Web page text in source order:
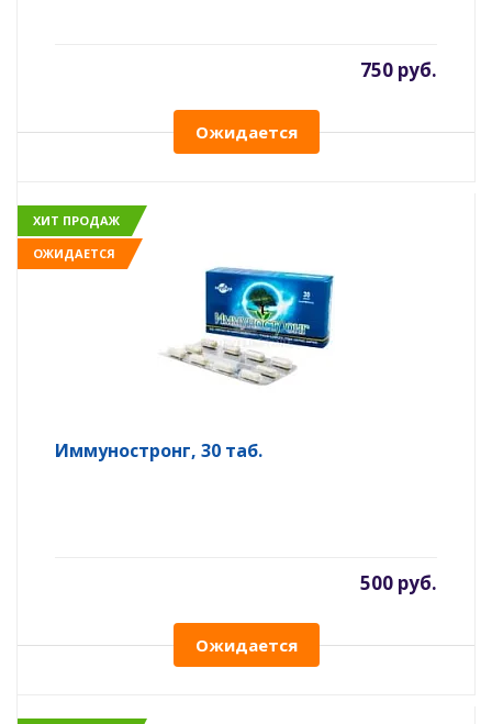
750 руб.
Ожидается
ХИТ ПРОДАЖ
ОЖИДАЕТСЯ
Иммуностронг, 30 таб.
500 руб.
Ожидается